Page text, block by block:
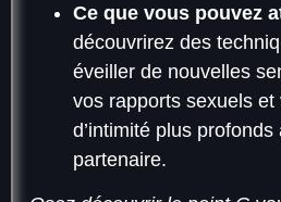
Ce que vous pouvez
découvrirez des
éveiller de nouvelles
vos rapports sexuels
d’intimité plus
partenaire.